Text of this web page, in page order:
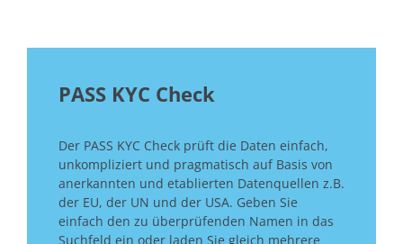
PASS KYC Check
Der PASS KYC Check prüft die Daten einfach,
unkompliziert und pragmatisch auf Basis von
anerkannten und etablierten Datenquellen z.B.
der EU, der UN und der USA. Geben Sie
einfach den zu überprüfenden Namen in das
Suchfeld ein oder laden Sie gleich mehrere